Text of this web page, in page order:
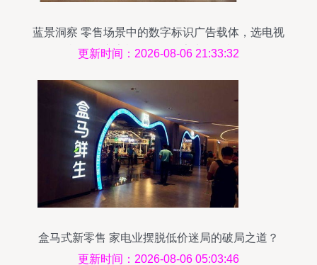
蓝景洞察 零售场景中的数字标识广告载体，选电视
机还是广告机——日用家电零售视角
更新时间：2026-08-06 21:33:32
盒马式新零售 家电业摆脱低价迷局的破局之道？
更新时间：2026-08-06 05:03:46